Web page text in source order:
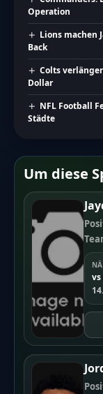
Operation
Lions machen
Back
Colts
Dollar
NFL Football
Städte
Um diese